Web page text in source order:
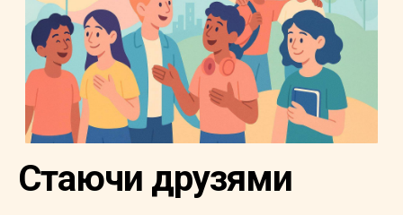
Стаючи друзями